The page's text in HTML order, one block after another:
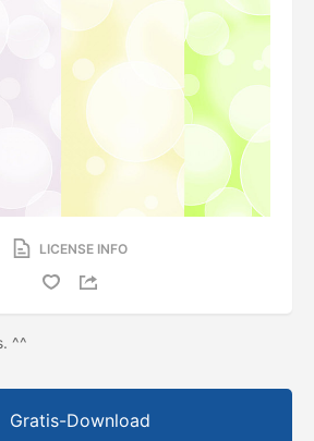
LICENSE INFO
^^
Gratis-Download